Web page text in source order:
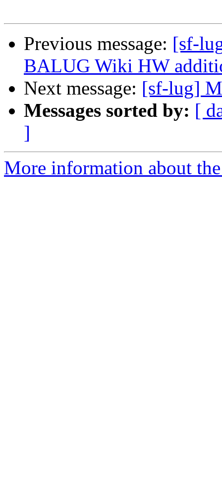
Previous message: [sf-
BALUG Wiki HW
Next message: [sf-lug]
Messages sorted by: [
]
More information about